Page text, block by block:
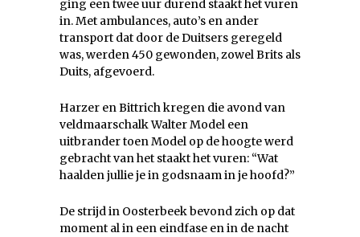
ging een twee uur durend staakt het vuren
in. Met ambulances, auto’s en ander
transport dat door de Duitsers geregeld
was, werden 450 gewonden, zowel Brits als
Duits, afgevoerd.
Harzer en Bittrich kregen die avond van
veldmaarschalk Walter Model een
uitbrander toen Model op de hoogte werd
gebracht van het staakt het vuren: “Wat
haalden jullie je in godsnaam in je hoofd?”
De strijd in Oosterbeek bevond zich op dat
moment al in een eindfase en in de nacht